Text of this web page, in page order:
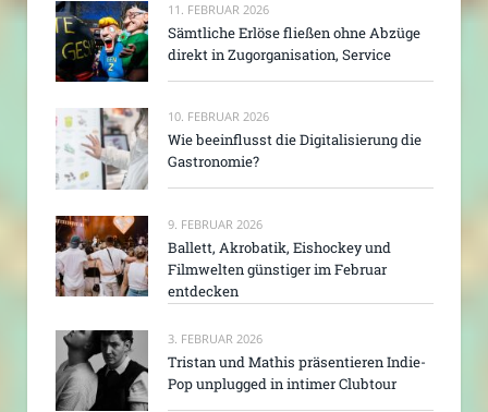
11. FEBRUAR 2026
Sämtliche Erlöse fließen ohne Abzüge
direkt in Zugorganisation, Service
10. FEBRUAR 2026
Wie beeinflusst die Digitalisierung die
Gastronomie?
9. FEBRUAR 2026
Ballett, Akrobatik, Eishockey und
Filmwelten günstiger im Februar
entdecken
3. FEBRUAR 2026
Tristan und Mathis präsentieren Indie-
Pop unplugged in intimer Clubtour